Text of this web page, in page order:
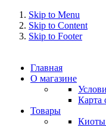
Skip to Menu
Skip to Content
Skip to Footer
Главная
О магазине
Карта
Товары
Киоты